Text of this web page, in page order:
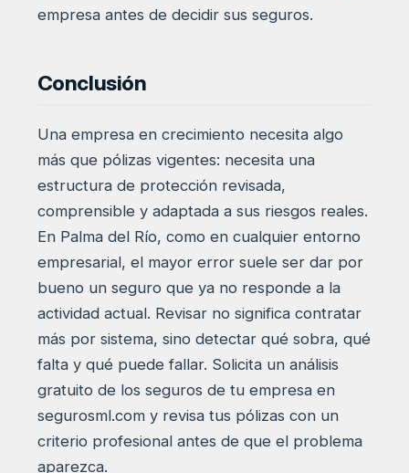
empresa antes de decidir sus seguros.
Conclusión
Una empresa en crecimiento necesita algo
más que pólizas vigentes: necesita una
estructura de protección revisada,
comprensible y adaptada a sus riesgos reales.
En Palma del Río, como en cualquier entorno
empresarial, el mayor error suele ser dar por
bueno un seguro que ya no responde a la
actividad actual. Revisar no significa contratar
más por sistema, sino detectar qué sobra, qué
falta y qué puede fallar. Solicita un análisis
gratuito de los seguros de tu empresa en
segurosml.com y revisa tus pólizas con un
criterio profesional antes de que el problema
aparezca.